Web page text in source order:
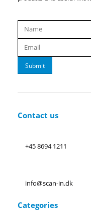
Submit
Contact us
+45 8694 1211
info@scan-in.dk
Categories